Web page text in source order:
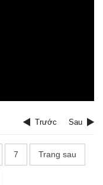
Trước Sau
7 Trang sau